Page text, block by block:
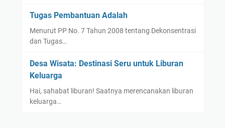
Tugas Pembantuan Adalah
Menurut PP No. 7 Tahun 2008 tentang Dekonsentrasi
dan Tugas…
Desa Wisata: Destinasi Seru untuk Liburan
Keluarga
Hаі, ѕаhаbаt lіburаn! Sааtnуа mеrеnсаnаkаn lіburаn
kеluаrgа…